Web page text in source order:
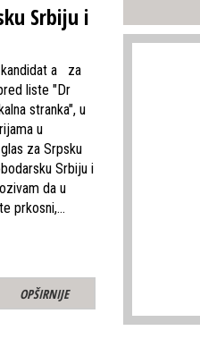
Srbiju i
a za
liste "Dr
stranka", u
u
za Srpsku
Srbiju i
da u
prkosni,…
OPŠIRNIJE